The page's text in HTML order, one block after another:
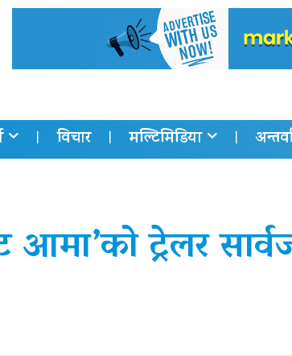
विचार मल्टिमिडिया
ट्रेलर